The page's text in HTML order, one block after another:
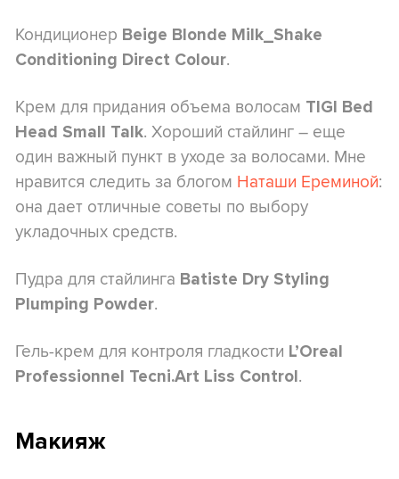
Кондиционер Beige Blonde Milk_Shake
Conditioning Direct Colour.
Крем для придания объема волосам TIGI Bed
Head Small Talk. Хороший стайлинг – еще
один важный пункт в уходе за волосами. Мне
нравится следить за блогом Наташи Ереминой:
она дает отличные советы по выбору
укладочных средств.
Пудра для стайлинга Batiste Dry Styling
Plumping Powder.
Гель-крем для контроля гладкости L’Oreal
Professionnel Tecni.Art Liss Control.
Макияж